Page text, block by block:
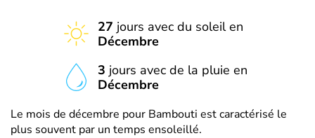
27 jours avec du soleil en
Décembre
3 jours avec de la pluie en
Décembre
Le mois de décembre pour Bambouti est caractérisé le
plus souvent par un temps ensoleillé.